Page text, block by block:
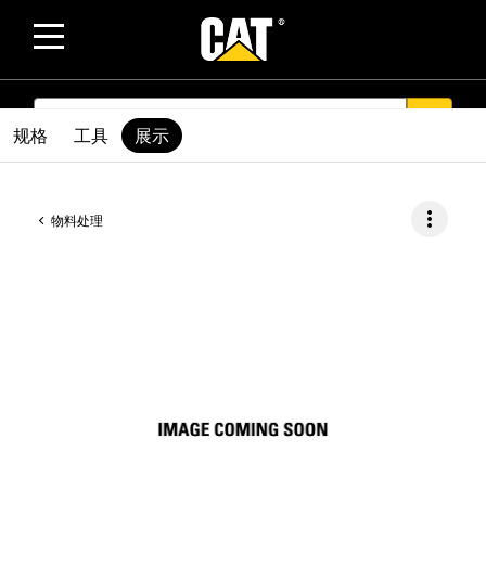
SEARCH
物料处理 more_vert
规格 工具 展示